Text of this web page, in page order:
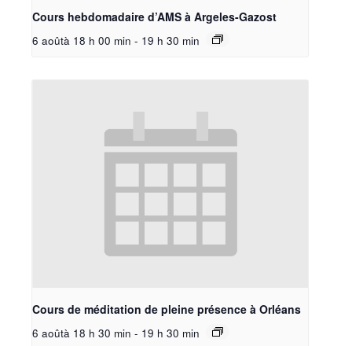
Cours hebdomadaire d’AMS à Argeles-Gazost
6 aoûtà 18 h 00 min - 19 h 30 min
Cours de méditation de pleine présence à Orléans
6 aoûtà 18 h 30 min - 19 h 30 min